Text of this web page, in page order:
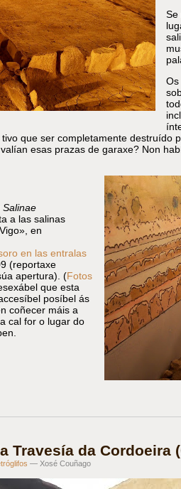
Se
Os
que ser completamente destruído
esas prazas de garaxe? Non
Salinae
a las salinas
en
en las entralas
(reportaxe
apertura). (Fotos
que esta
posíbel ás
coñecer máis a
cal for o lugar do
Travesía da Cordoeira
— Xosé Couñago